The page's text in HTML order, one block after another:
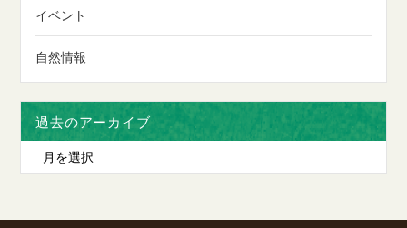
イベント
自然情報
過去のアーカイブ